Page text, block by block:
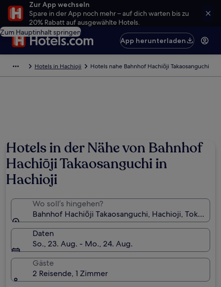
Zur App wechseln
Spare in der App noch mehr – auf dich warten bis zu
20% Rabatt auf ausgewählte Hotels.
Zum Hauptinhalt springen
App herunterladen
Hotels in Hachioji Hotels nahe Bahnhof Hachiōji Takaosanguchi
Hotels in der Nähe von Bahnhof
Hachiōji Takaosanguchi in
Hachioji
Wo soll’s hingehen?
Bahnhof Hachiōji Takaosanguchi, Hachioji, Tokio
Daten
So., 23. Aug. - Mo., 24. Aug.
Gäste
2 Reisende, 1 Zimmer